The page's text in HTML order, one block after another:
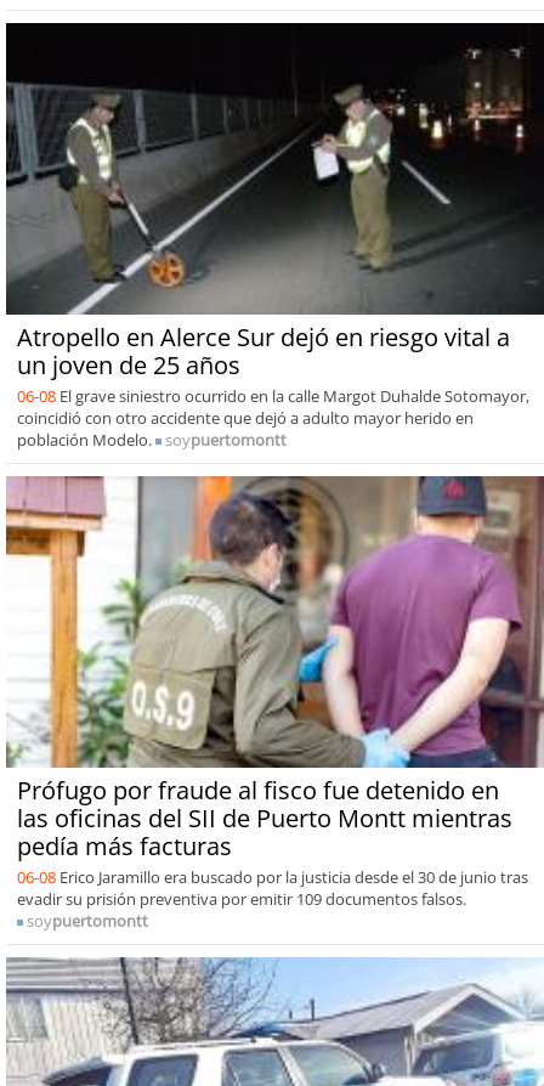
Atropello en Alerce Sur dejó en riesgo vital a
un joven de 25 años
06-08 El grave siniestro ocurrido en la calle Margot Duhalde Sotomayor,
coincidió con otro accidente que dejó a adulto mayor herido en
población Modelo.
soypuertomontt
Prófugo por fraude al fisco fue detenido en
las oficinas del SII de Puerto Montt mientras
pedía más facturas
06-08 Erico Jaramillo era buscado por la justicia desde el 30 de junio tras
evadir su prisión preventiva por emitir 109 documentos falsos.
soypuertomontt